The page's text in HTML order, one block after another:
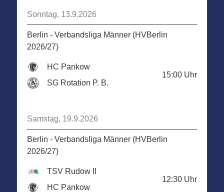
Sonntag, 13.9.2026
Berlin - Verbandsliga Männer (HVBerlin
2026/27)
HC Pankow
SG Rotation P. B.
15:00 Uhr
Samstag, 19.9.2026
Berlin - Verbandsliga Männer (HVBerlin
2026/27)
TSV Rudow II
HC Pankow
12:30 Uhr